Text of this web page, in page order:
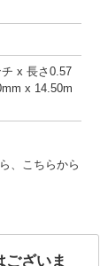
x 長さ0.57
x 14.50m
、こちらから
ございま